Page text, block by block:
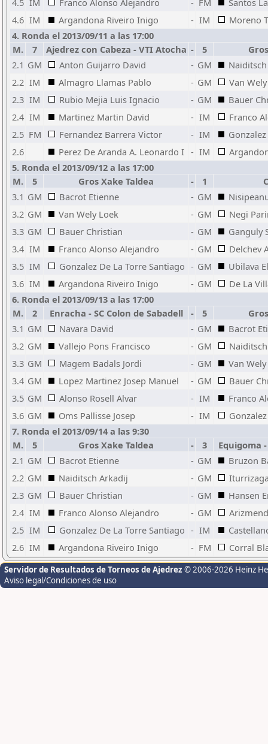
4.5 IM Franco Alonso Alejandro - FM
Santos
4.6 IM Argandona Riveiro Inigo - IM
Moreno
4. Ronda el 2013/09/11 a las 17:00
M.
7 Ajedrez con Cabeza - VTI Atocha - 5
2.1 GM Anton Guijarro David - GM
2.2 IM Almagro Llamas Pablo - GM
Van
2.3 IM Rubio Mejia Luis Ignacio - GM
Bauer
2.4 IM Martinez Martin David - IM
Franco
2.5 FM Fernandez Barrera Victor - IM
2.6
Perez De Aranda A. Leonardo I - IM
5. Ronda el 2013/09/12 a las 17:00
M.
5 Gros Xake Taldea - 1
3.1 GM Bacrot Etienne - GM
3.2 GM Van Wely Loek - GM
Negi
3.3 GM Bauer Christian - GM
Ganguly
3.4 IM Franco Alonso Alejandro - GM
Delchev
3.5 IM Gonzalez De La Torre Santiago - GM
Ubilava
3.6 IM Argandona Riveiro Inigo - GM
De La
6. Ronda el 2013/09/13 a las 17:00
M.
2 Enracha - SC Colon de Sabadell - 5
3.1 GM Navara David - GM
Bacrot
3.2 GM Vallejo Pons Francisco - GM
3.3 GM Magem Badals Jordi - GM
Van
3.4 GM Lopez Martinez Josep Manuel - GM
Bauer
3.5 GM Alonso Rosell Alvar - IM
Franco
3.6 GM Oms Pallisse Josep - IM
7. Ronda el 2013/09/14 a las 9:30
M.
5 Gros Xake Taldea - 3
Equigoma
2.1 GM Bacrot Etienne - GM
Bruzon
2.2 GM Naiditsch Arkadij - GM
2.3 GM Bauer Christian - GM
Hansen
2.4 IM Franco Alonso Alejandro - GM
2.5 IM Gonzalez De La Torre Santiago - IM
2.6 IM Argandona Riveiro Inigo - FM Corral
Servidor de Resultados de Torneos de Ajedrez © 2006-2026 Heinz
Aviso legal/Condiciones de uso